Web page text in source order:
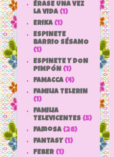
ÉRASE UNA VEZ
LA VIDA (1)
ERIKA (1)
ESPINETE
BARRIO SÉSAMO
(1)
ESPINETE Y DON
PIMPÓN (1)
FAMACCA (4)
FAMILIA TELERIN
(1)
FAMILIA
TELEVICENTES (5)
Famosa (28)
FANTASY (1)
FEBER (1)